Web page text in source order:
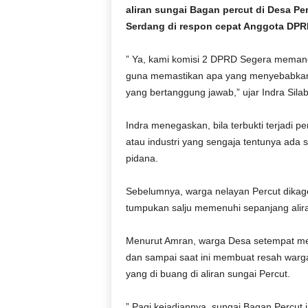
aliran sungai Bagan percut di Desa
Serdang di respon cepat Anggota
” Ya, kami komisi 2 DPRD Segera
guna memastikan apa yang
yang bertanggung jawab,” ujar Indra
Indra menegaskan, bila terbukti terjadi
atau industri yang sengaja tentunya ada
pidana.
Sebelumnya, warga nelayan Percut
tumpukan salju memenuhi sepanjang
Menurut Amran, warga Desa setempat
dan sampai saat ini membuat resah
yang di buang di aliran sungai Percut.